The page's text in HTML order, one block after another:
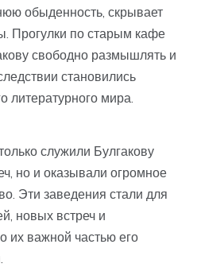
обыденность, скрывает
Прогулки по старым кафе
свободно размышлять и
становились
литературного мира.
служили Булгакову
но и оказывали огромное
Эти заведения стали для
новых встреч и
их важной частью его